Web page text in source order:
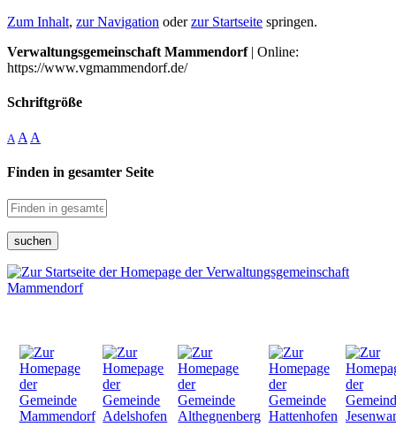
Zum Inhalt, zur Navigation oderzur Startseite springen.
Verwaltungsgemeinschaft Mammendorf| Online:
https://www.vgmammendorf.de/
Schriftgröße
A A A
Finden in gesamter Seite
suchen